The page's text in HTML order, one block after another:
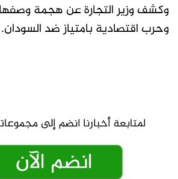
وكشف وزير التجارة عن هجمة
وحرب اقتصادية بامتياز ضد السودان.